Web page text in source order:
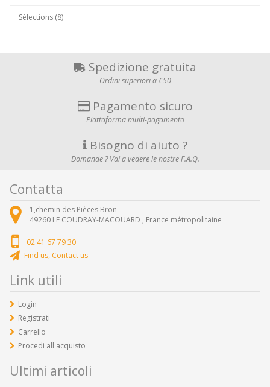
Sélections (8)
Spedizione gratuita
Ordini superiori a €50
Pagamento sicuro
Piattaforma multi-pagamento
Bisogno di aiuto ?
Domande ? Vai a vedere le nostre F.A.Q.
Contatta
1,chemin des Pièces Bron
49260 LE COUDRAY-MACOUARD , France métropolitaine
02 41 67 79 30
Find us, Contact us
Link utili
Login
Registrati
Carrello
Procedi all'acquisto
Ultimi articoli